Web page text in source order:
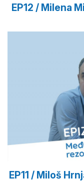
EP12 / Milena
EP11 / Miloš